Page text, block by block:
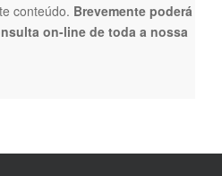
conteúdo. Brevemente poderá
on-line de toda a nossa